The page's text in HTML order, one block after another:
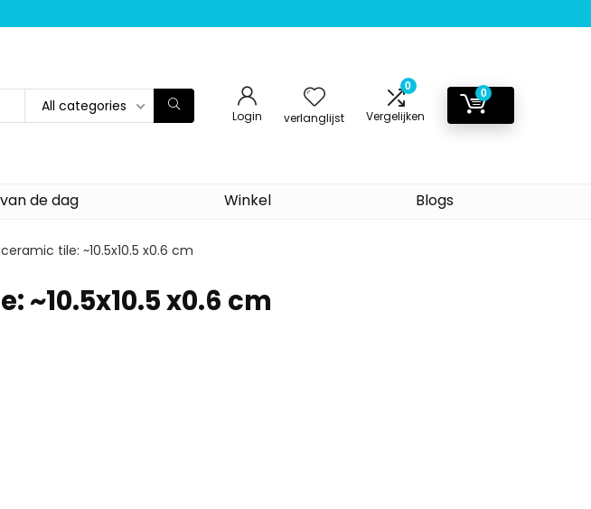
All categories
Login verlanglijst
0
Vergelijken
0
de dag Winkel Blogs
tile: ~10.5x10.5 x0.6 cm
~10.5x10.5 x0.6 cm